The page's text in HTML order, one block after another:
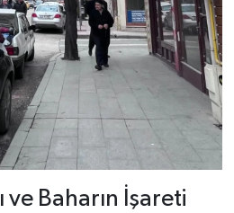
ve Baharın İşareti